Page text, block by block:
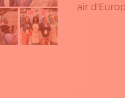
air